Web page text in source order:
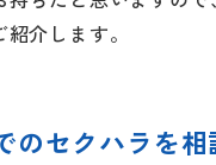
介します。
のセクハラを相